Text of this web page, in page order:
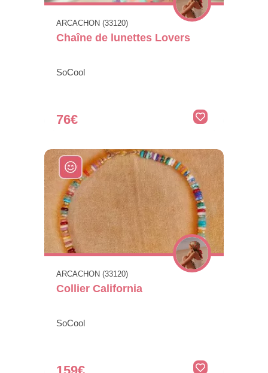
ARCACHON (33120)
Chaîne de lunettes Lovers
SoCool
76€
ARCACHON (33120)
Collier California
SoCool